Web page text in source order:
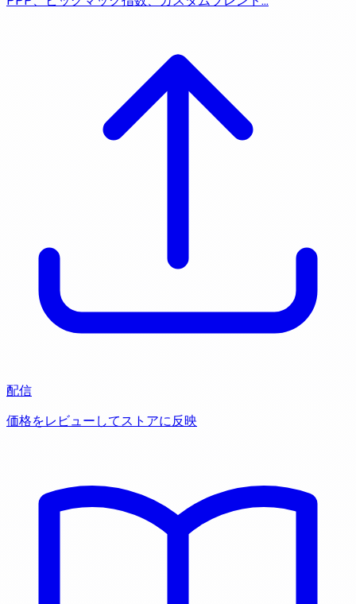
配信
価格をレビューしてストアに反映